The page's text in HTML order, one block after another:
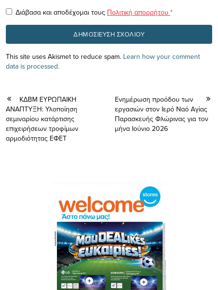
Διάβασα και αποδέχομαι τους Πολιτική απορρήτου *
This site uses Akismet to reduce spam. Learn how your comment
data is processed.
ΚΔΒΜ ΕΥΡΩΠΑΙΚΗ
ΑΝΑΠΤΥΞΗ: Υλοποίηση
σεμιναρίου κατάρτισης
επιχειρήσεων τροφίμων
αρμοδιότητας ΕΦΕΤ
Ενημέρωση προόδου των
εργασιών στον Ιερό Ναό Αγίας
Παρασκευής Φλώρινας για τον
μήνα Ιούνιο 2026